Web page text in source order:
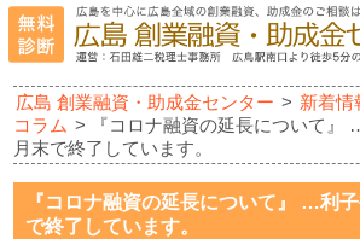
広島 創業融資・助成金センター > 新着情
コラム > 『コロナ融資の延長について』
月末で終了しています。
『コロナ融資の延長について』 …利
で終了しています。